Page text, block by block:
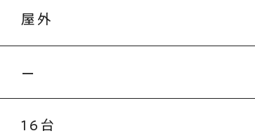
屋外
ー
16台